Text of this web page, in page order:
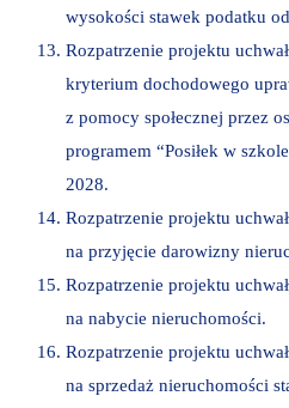
wysokości stawek podatku
Rozpatrzenie projektu
kryterium dochodowego
z pomocy społecznej przez
programem “Posiłek w
2028.
Rozpatrzenie projektu
na przyjęcie darowizny
Rozpatrzenie projektu
na nabycie nieruchomości.
Rozpatrzenie projektu
na sprzedaż nieruchomości